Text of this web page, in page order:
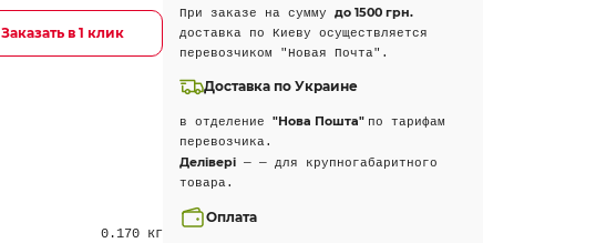
Заказать в 1 клик
0.170 кг
При заказе на сумму до 1500 грн.
доставка по Киеву осуществляется
перевозчиком "Новая Почта".
Доставка по Украине
в отделение "Нова Пошта" по тарифам
перевозчика.
Делівері— — для крупногабаритного
товара.
Оплата